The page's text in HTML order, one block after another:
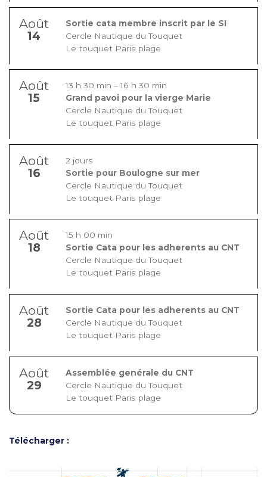
Août
14
Sortie cata membre inscrit par le SI
Cercle Nautique du Touquet
Le touquet Paris plage
Août
15
13 h 30 min – 16 h 30 min
Grand pavoi pour la vierge Marie
Cercle Nautique du Touquet
Le touquet Paris plage
Août
16
2 jours
Sortie pour Boulogne sur mer
Cercle Nautique du Touquet
Le touquet Paris plage
Août
18
15 h 00 min
Sortie Cata pour les adherents au CNT
Cercle Nautique du Touquet
Le touquet Paris plage
Août
28
Sortie Cata pour les adherents au CNT
Cercle Nautique du Touquet
Le touquet Paris plage
Août
29
Assemblée genérale du CNT
Cercle Nautique du Touquet
Le touquet Paris plage
Télécharger :